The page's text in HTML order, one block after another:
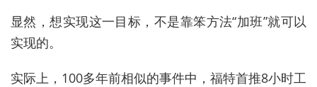
显然，想实现这一目标，不是靠笨方法“加班”就可以
实现的。
实际上，100多年前相似的事件中，福特首推8小时工